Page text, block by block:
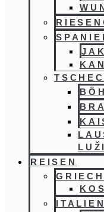
REISEN
KOS
ITALIEN